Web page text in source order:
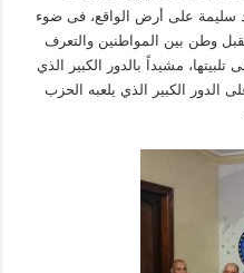
سليمة على أرض الواقع، فى ضوء
وطن بين المواطنين والتعرف
مشيداً بالدور الكبير الذي
الدور الكبير الذي يلعبه الحزب